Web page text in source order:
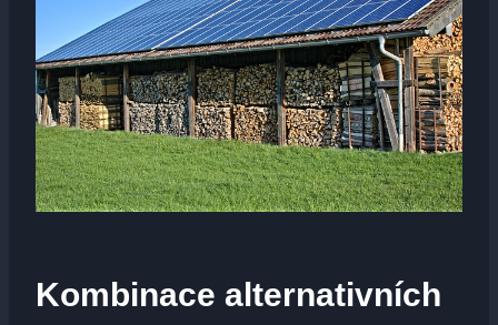
Kombinace alternativních